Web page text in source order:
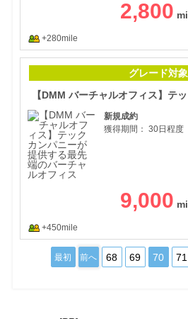
2,800
+280mile
グレード対象
新規成約
獲得期間： 30日程度
9,000
+450mile
最初 前へ 68 69 70 71